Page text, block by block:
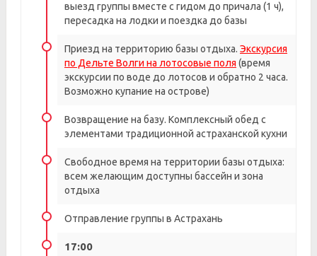
выезд группы вместе с гидом до причала (1 ч),
пересадка на лодки и поездка до базы
Приезд на территорию базы отдыха. Экскурсия
по Дельте Волги на лотосовые поля (время
экскурсии по воде до лотосов и обратно 2 часа.
Возможно купание на острове)
Возвращение на базу. Комплексный обед с
элементами традиционной астраханской кухни
Свободное время на территории базы отдыха:
всем желающим доступны бассейн и зона
отдыха
Отправление группы в Астрахань
17:00